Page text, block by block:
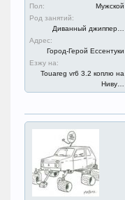
Пол:
Мужской
Род занятий:
Диванный джиппер…
Адрес:
Город-Герой Ессентуки
Езжу на:
Touareg vr6 3.2 коплю на
Ниву…